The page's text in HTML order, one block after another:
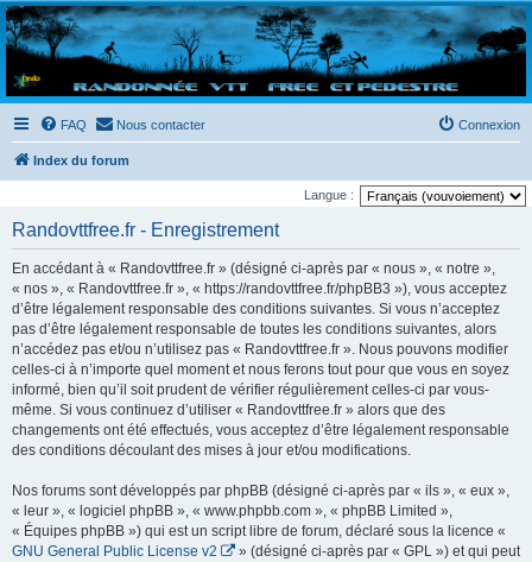
Randovttfree.fr
Bienvenue sur le site des randos vtt et pédestre de Bretagne . Bonne navigation sur le site
et bonnes randos dans l'Ouest !
FAQ Nous contacter Connexion
Index du forum
Langue :
Randovttfree.fr - Enregistrement
En accédant à « Randovttfree.fr » (désigné ci-après par « nous », « notre »,
« nos », « Randovttfree.fr », « https://randovttfree.fr/phpBB3 »), vous acceptez
d’être légalement responsable des conditions suivantes. Si vous n’acceptez
pas d’être légalement responsable de toutes les conditions suivantes, alors
n’accédez pas et/ou n’utilisez pas « Randovttfree.fr ». Nous pouvons modifier
celles-ci à n’importe quel moment et nous ferons tout pour que vous en soyez
informé, bien qu’il soit prudent de vérifier régulièrement celles-ci par vous-
même. Si vous continuez d’utiliser « Randovttfree.fr » alors que des
changements ont été effectués, vous acceptez d’être légalement responsable
des conditions découlant des mises à jour et/ou modifications.
Nos forums sont développés par phpBB (désigné ci-après par « ils », « eux »,
« leur », « logiciel phpBB », « www.phpbb.com », « phpBB Limited »,
« Équipes phpBB ») qui est un script libre de forum, déclaré sous la licence «
GNU General Public License v2
» (désigné ci-après par « GPL ») et qui peut